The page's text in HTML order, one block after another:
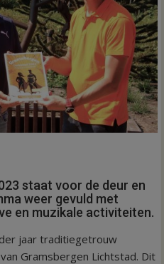
staat voor de deur en
weer gevuld met
en muzikale activiteiten.
jaar traditiegetrouw
Gramsbergen Lichtstad. Dit